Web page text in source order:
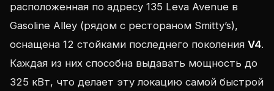
расположенная по адресу 135 Leva Avenue в
Gasoline Alley (рядом с рестораном Smitty’s),
оснащена 12 стойками последнего поколения V4.
Каждая из них способна выдавать мощность до
325 кВт, что делает эту локацию самой быстрой